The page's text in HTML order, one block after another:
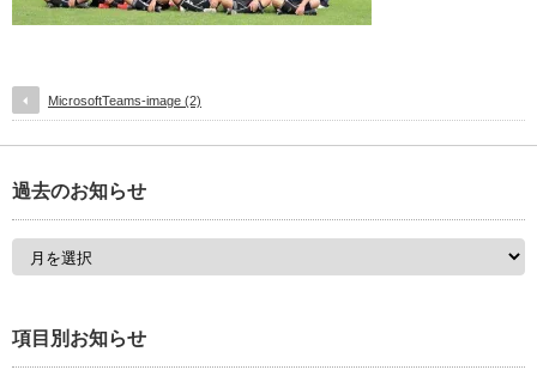
MicrosoftTeams-image (2)
過去のお知らせ
項目別お知らせ